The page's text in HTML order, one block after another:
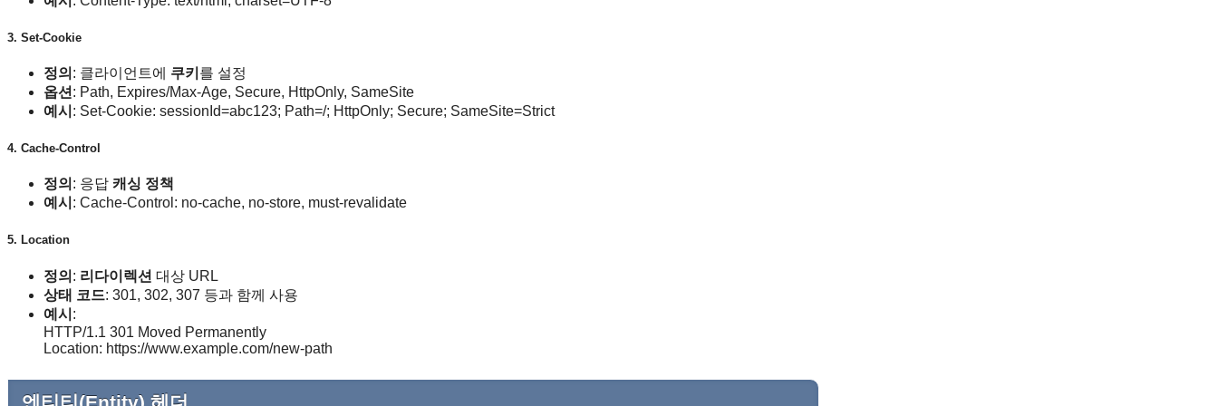
3. Set-Cookie
정의 : 클라이언트에 쿠키 를 설정
옵션 : Path, Expires/Max-Age, Secure, HttpOnly, SameSite
예시 : Set-Cookie: sessionId=abc123; Path=/; HttpOnly; Secure; SameSite=Strict
4. Cache-Control
정의 : 응답 캐싱 정책
예시 : Cache-Control: no-cache, no-store, must-revalidate
5. Location
정의 : 리다이렉션 대상 URL
상태 코드: 301, 302, 307 등과 함께 사용
예시 :
HTTP/1.1 301 Moved Permanently
Location: https://www.example.com/new-path
엔티티(Entity) 헤더